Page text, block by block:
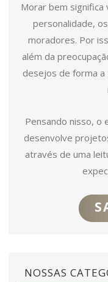
Morar bem
personalidade,
moradores. Por
além da
desejos de forma a
Pensando nisso, o
desenvolve
através de uma
NOSSAS